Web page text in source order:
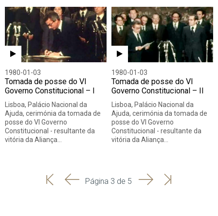
1980-01-03
Tomada de posse do VI
Governo Constitucional – I
Lisboa, Palácio Nacional da
Ajuda, cerimónia da tomada de
posse do VI Governo
Constitucional - resultante da
vitória da Aliança…
1980-01-03
Tomada de posse do VI
Governo Constitucional – II
Lisboa, Palácio Nacional da
Ajuda, cerimónia da tomada de
posse do VI Governo
Constitucional - resultante da
vitória da Aliança…
'
'
Página 3 de 5 SeguinteÚltima